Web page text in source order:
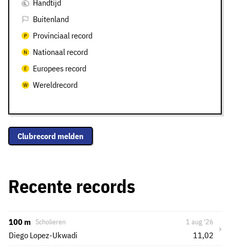
Handtijd
Buitenland
Provinciaal record
Nationaal record
Europees record
Wereldrecord
Clubrecord melden
Recente records
100 m
Diego Lopez-Ukwadi
Scholieren
11,02
1 aug '26 ›